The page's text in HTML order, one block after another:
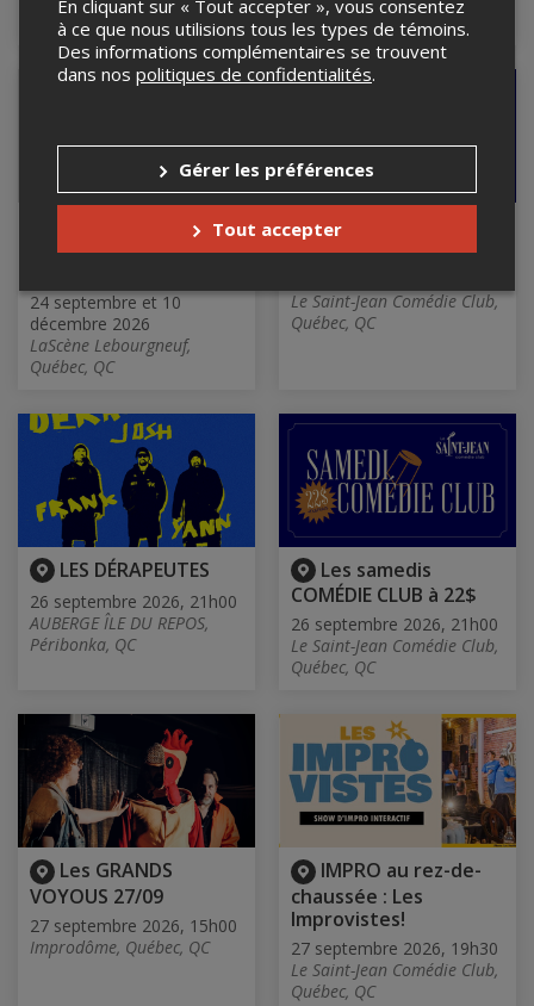
d'Halifax, QC
Québec, QC
Marie & Pat, les
Placoteuses - Podcast
24 septembre et 10
décembre 2026
LaScène Lebourgneuf,
Québec, QC
Les samedis
COMÉDIE CLUB à 22$
Le Saint-Jean Comédie Club,
Québec, QC
LES DÉRAPEUTES
26 septembre 2026, 21h00
AUBERGE ÎLE DU REPOS,
Péribonka, QC
Les samedis
COMÉDIE CLUB à 22$
26 septembre 2026, 21h00
Le Saint-Jean Comédie Club,
Québec, QC
Les GRANDS
VOYOUS 27/09
27 septembre 2026, 15h00
Improdôme, Québec, QC
IMPRO au rez-de-
chaussée : Les
Improvistes!
27 septembre 2026, 19h30
Le Saint-Jean Comédie Club,
Québec, QC
En cliquant sur « Tout accepter », vous consentez
à ce que nous utilisions tous les types de témoins.
Des informations complémentaires se trouvent
dans nos politiques de confidentialités.
Gérer les préférences
Tout accepter